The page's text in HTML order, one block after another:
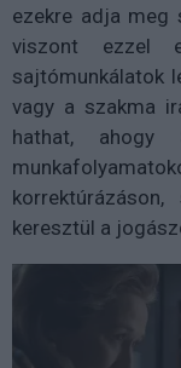
ezekre adja meg
viszont ezzel
sajtómunkálatok
vagy a szakma
hathat, ahogy
korrektúrázáson,
keresztül a